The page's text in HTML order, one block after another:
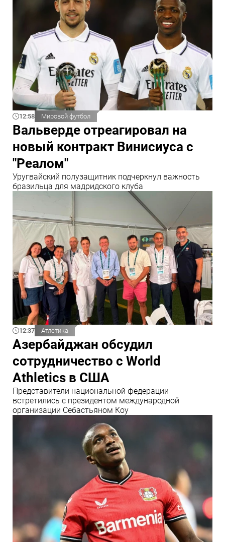
12:58 Мировой футбол
Вальверде отреагировал на
новый контракт Винисиуса с
"Реалом"
Уругвайский полузащитник подчеркнул важность
бразильца для мадридского клуба
12:37 Атлетика
Азербайджан обсудил
сотрудничество с World
Athletics в США
Представители национальной федерации
встретились с президентом международной
организации Себастьяном Коу